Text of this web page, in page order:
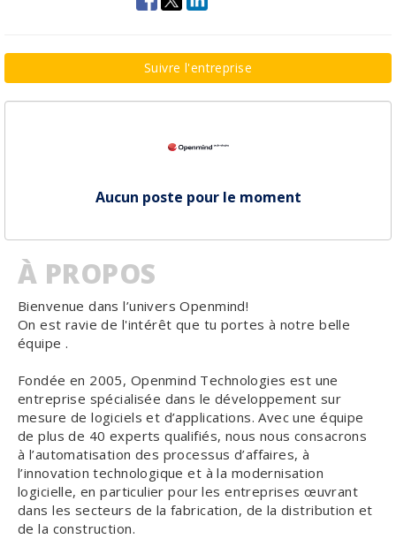
Suivre l'entreprise
Aucun poste pour le moment
À PROPOS
Bienvenue dans l’univers Openmind!
On est ravie de l'intérêt que tu portes à notre belle
équipe .
Fondée en 2005, Openmind Technologies est une
entreprise spécialisée dans le développement sur
mesure de logiciels et d’applications. Avec une équipe
de plus de 40 experts qualifiés, nous nous consacrons
à l’automatisation des processus d’affaires, à
l’innovation technologique et à la modernisation
logicielle, en particulier pour les entreprises œuvrant
dans les secteurs de la fabrication, de la distribution et
de la construction.